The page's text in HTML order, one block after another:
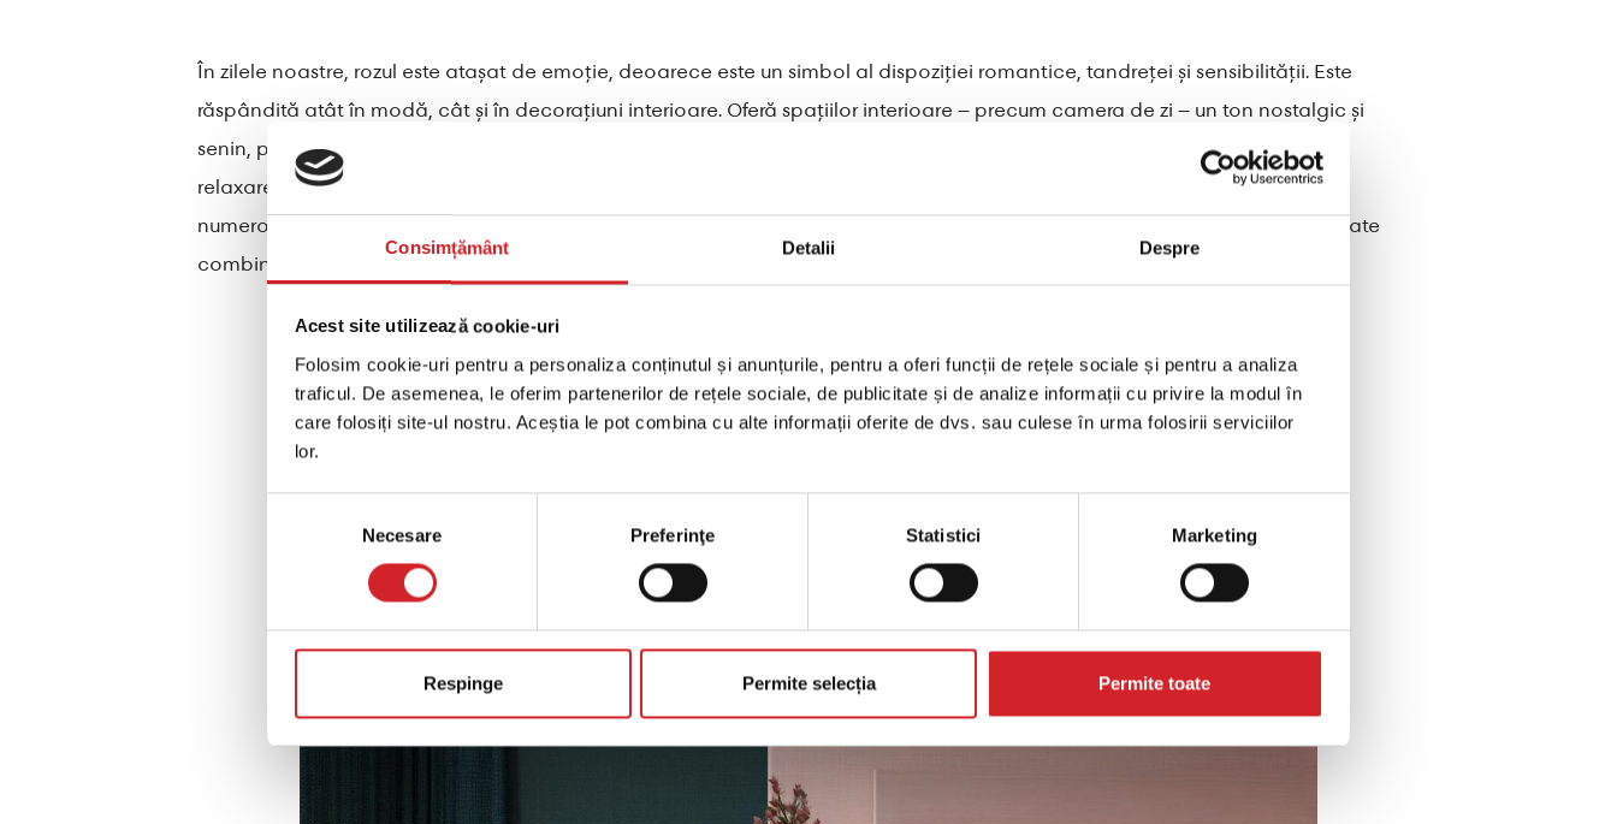
Consimțământ Detalii Despre
Acest site utilizează cookie-uri
Folosim cookie-uri pentru a personaliza conținutul și anunțurile, pentru a oferi funcții de rețele sociale și pentru a analiza
traficul. De asemenea, le oferim partenerilor de rețele sociale, de publicitate și de analize informații cu privire la modul în
care folosiți site-ul nostru. Aceștia le pot combina cu alte informații oferite de dvs. sau culese în urma folosirii serviciilor
lor.
consimțământului
Necesare Preferinţe Statistici Marketing
Respinge Permite selecția Permite toate
În zilele noastre, rozul este atașat de emoție, deoarece este un simbol al dispoziției romantice, tandreței și sensibilității. Este
răspândită atât în modă, cât și în decorațiuni interioare. Oferă spațiilor interioare – precum camera de zi – un ton nostalgic și
senin, putând promova creativitatea și contribui la exprimarea sentimentelor. Folosit pe pereții dormitorului și în spațiile de
relaxare, rozul poate oferi un plus de căldură și confort. Datorită flexibilității și varietății de nuanțe, rozul poate fi adaptat la
numeroase nevoi și stiluri decorative, constituind alegerea perfectă pentru mai mulți decoratori și proprietari de case. Se poate
combina perfect cu mai multe nuanțe precum maro, mov și gri, în funcție de cerințele pe care le are fiecare spațiu.